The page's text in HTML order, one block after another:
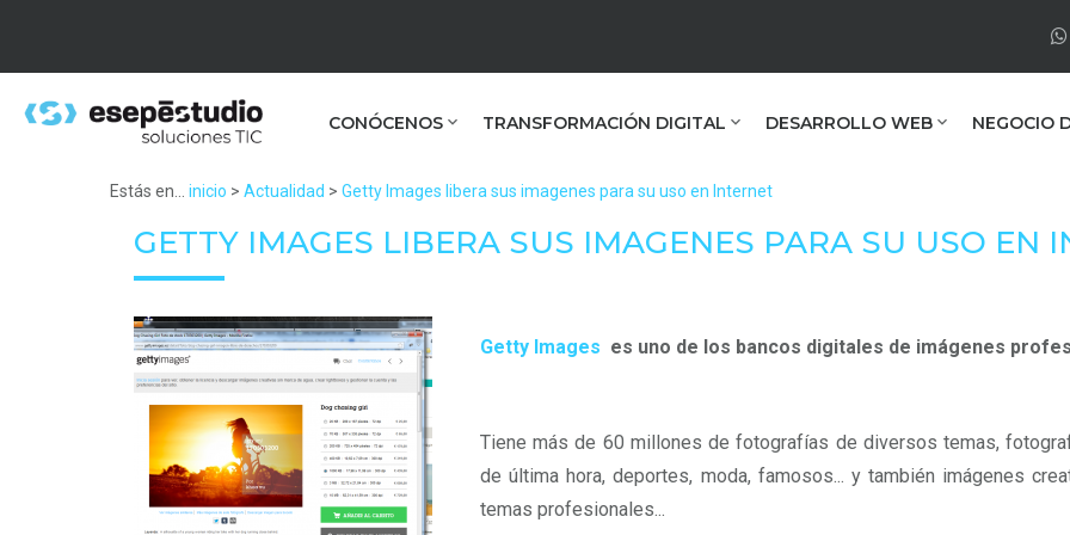
CONÓCENOS TRANSFORMACIÓN DIGITAL DESARROLLO WEB NEGOCIO
Estás en... inicio > Actualidad > Getty Images libera sus imagenes para su uso en Internet
GETTY IMAGES LIBERA SUS IMAGENES PARA SU USO EN
Getty Images es uno de los bancos digitales de imágenes
Tiene más de 60 millones de fotografías de diversos temas,
de última hora, deportes, moda, famosos... y también imágenes
temas profesionales...